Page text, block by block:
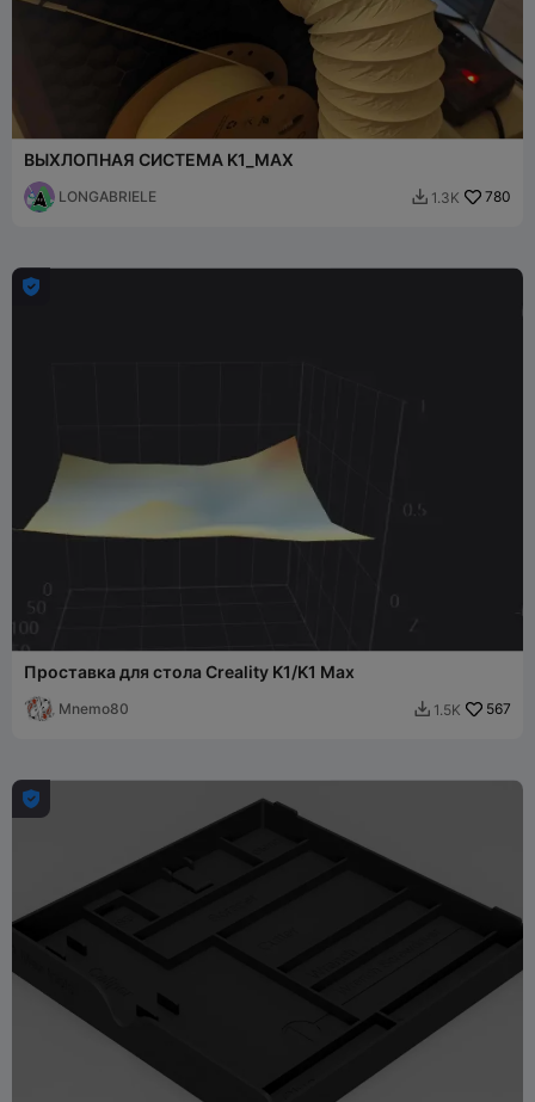
ВЫХЛОПНАЯ СИСТЕМА K1_MAX
LONGABRIELE  1.3K 780

Проставка для стола Creality K1/K1 Max
Mnemo80  1.5K 567
